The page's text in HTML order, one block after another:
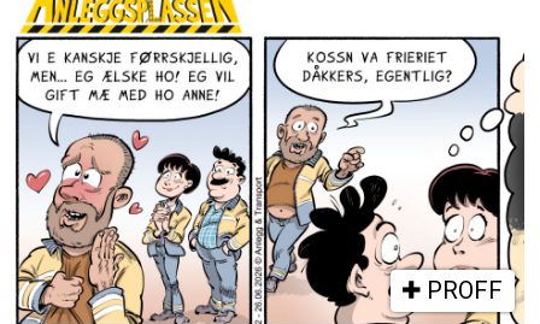
PROFF